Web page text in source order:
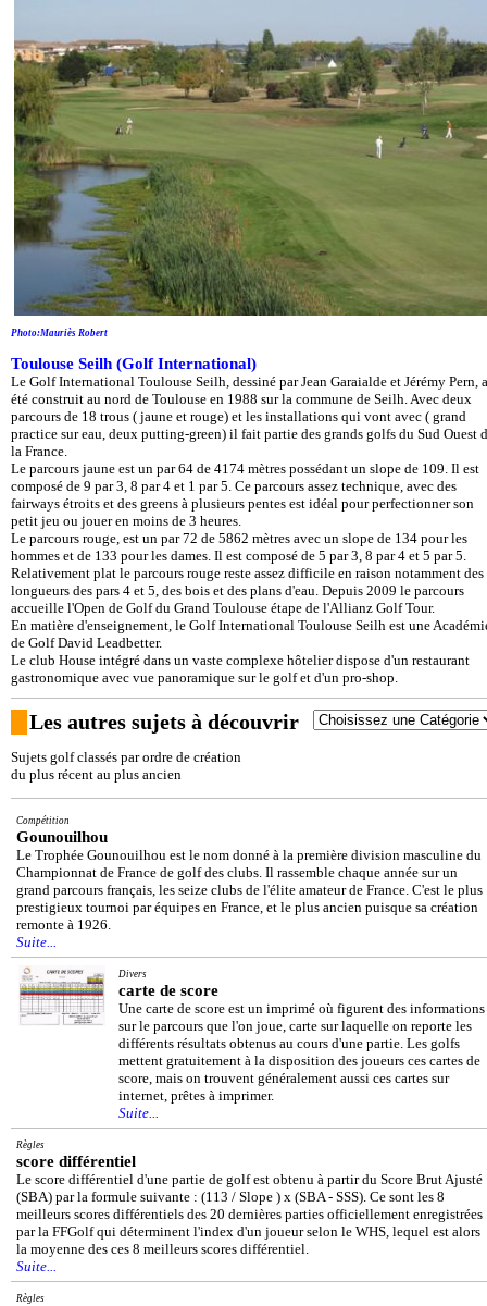
Photo:Mauriès Robert
Toulouse Seilh (Golf International)
Le Golf International Toulouse Seilh, dessiné par Jean Garaialde et Jérémy Pern, a
été construit au nord de Toulouse en 1988 sur la commune de Seilh. Avec deux
parcours de 18 trous ( jaune et rouge) et les installations qui vont avec ( grand
practice sur eau, deux putting-green) il fait partie des grands golfs du Sud Ouest
la France.
Le parcours jaune est un par 64 de 4174 mètres possédant un slope de 109. Il est
composé de 9 par 3, 8 par 4 et 1 par 5. Ce parcours assez technique, avec des
fairways étroits et des greens à plusieurs pentes est idéal pour perfectionner son
petit jeu ou jouer en moins de 3 heures.
Le parcours rouge, est un par 72 de 5862 mètres avec un slope de 134 pour les
hommes et de 133 pour les dames. Il est composé de 5 par 3, 8 par 4 et 5 par 5.
Relativement plat le parcours rouge reste assez difficile en raison notamment des
longueurs des pars 4 et 5, des bois et des plans d'eau. Depuis 2009 le parcours
accueille l'Open de Golf du Grand Toulouse étape de l'Allianz Golf Tour.
En matière d'enseignement, le Golf International Toulouse Seilh est une
de Golf David Leadbetter.
Le club House intégré dans un vaste complexe hôtelier dispose d'un restaurant
gastronomique avec vue panoramique sur le golf et d'un pro-shop.
Les autres sujets à découvrir
Sujets golf classés par ordre de création
du plus récent au plus ancien
Compétition
Gounouilhou
Le Trophée Gounouilhou est le nom donné à la première division masculine du
Championnat de France de golf des clubs. Il rassemble chaque année sur un
grand parcours français, les seize clubs de l'élite amateur de France. C'est le plus
prestigieux tournoi par équipes en France, et le plus ancien puisque sa création
remonte à 1926.
Suite...
Divers
carte de score
Une carte de score est un imprimé où figurent des informations
sur le parcours que l'on joue, carte sur laquelle on reporte les
différents résultats obtenus au cours d'une partie. Les golfs
mettent gratuitement à la disposition des joueurs ces cartes de
score, mais on trouvent généralement aussi ces cartes sur
internet, prêtes à imprimer.
Suite...
Règles
score différentiel
Le score différentiel d'une partie de golf est obtenu à partir du Score Brut Ajusté
(SBA) par la formule suivante : (113 / Slope ) x (SBA - SSS). Ce sont les 8
meilleurs scores différentiels des 20 dernières parties officiellement enregistrées
par la FFGolf qui déterminent l'index d'un joueur selon le WHS, lequel est alors
la moyenne des ces 8 meilleurs scores différentiel.
Suite...
Règles